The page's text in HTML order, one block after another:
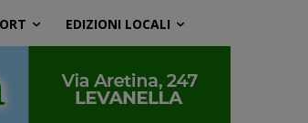
EDIZIONI LOCALI